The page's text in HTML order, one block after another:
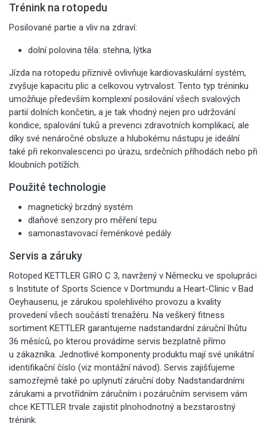
Trénink na rotopedu
Posilované partie a vliv na zdraví:
dolní polovina těla: stehna, lýtka
Jízda na rotopedu příznivě ovlivňuje kardiovaskulární systém,
zvyšuje kapacitu plic a celkovou vytrvalost. Tento typ tréninku
umožňuje především komplexní posilování všech svalových
partií dolních končetin, a je tak vhodný nejen pro udržování
kondice, spalování tuků a prevenci zdravotních komplikací, ale
díky své nenáročné obsluze a hlubokému nástupu je ideální
také při rekonvalescenci po úrazu, srdečních příhodách nebo při
kloubních potížích.
Použité technologie
magnetický brzdný systém
dlaňové senzory pro měření tepu
samonastavovací řeménkové pedály
Servis a záruky
Rotoped KETTLER GIRO C 3, navržený v Německu ve spolupráci
s Institute of Sports Science v Dortmundu a Heart-Clinic v Bad
Oeyhausenu, je zárukou spolehlivého provozu a kvality
provedení všech součástí trenažéru. Na veškerý fitness
sortiment KETTLER garantujeme nadstandardní záruční lhůtu
36 měsíců, po kterou provádíme servis bezplatně přímo
u zákazníka. Jednotlivé komponenty produktu mají své unikátní
identifikační číslo (viz montážní návod). Servis zajišťujeme
samozřejmě také po uplynutí záruční doby. Nadstandardními
zárukami a prvotřídním záručním i pozáručním servisem vám
chce KETTLER trvale zajistit plnohodnotný a bezstarostný
trénink.